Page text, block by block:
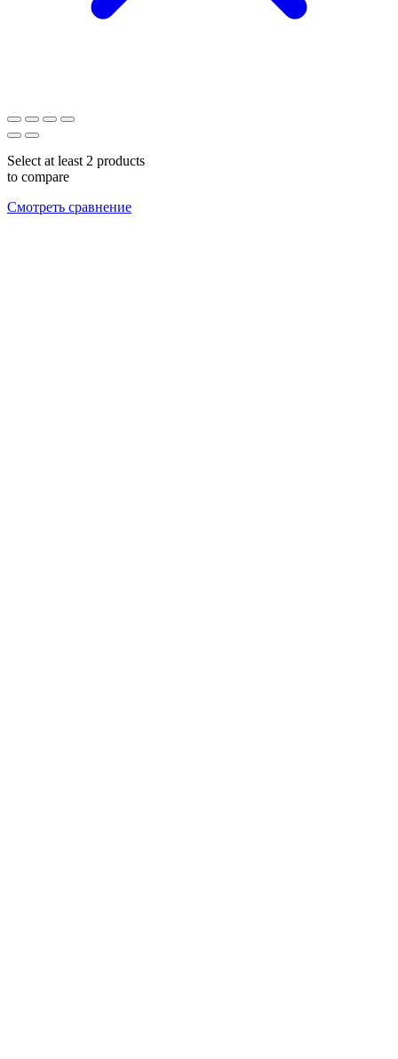
Select at least 2 products
to compare
Смотреть сравнение